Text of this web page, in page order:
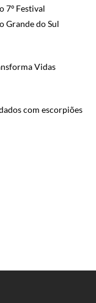
7º Festival
Grande do Sul
Vidas
com escorpiões